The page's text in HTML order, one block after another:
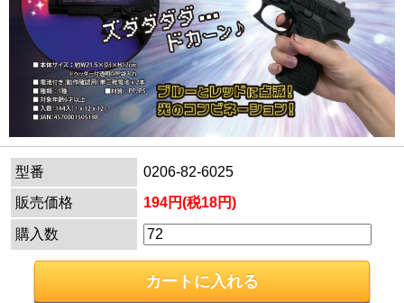
型番
0206-82-6025
販売価格
194円(税18円)
購入数